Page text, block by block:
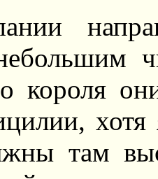
короля
хотя
там